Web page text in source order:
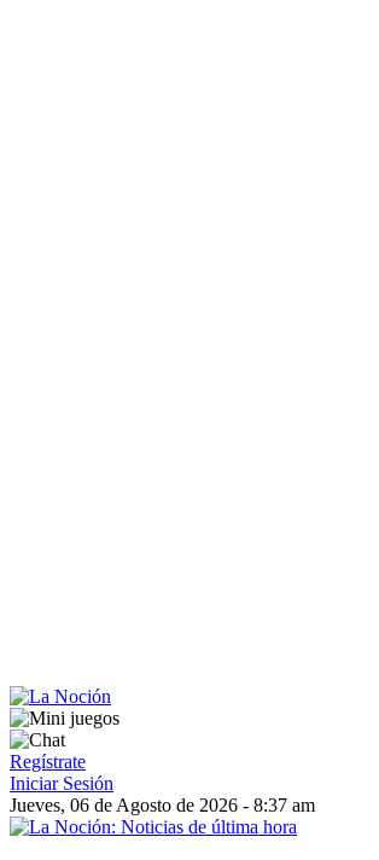
Regístrate
Iniciar Sesión
Jueves, 06 de Agosto de 2026 - 8:37 am